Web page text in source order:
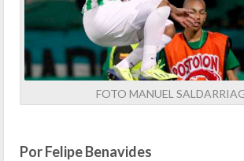
FOTO MANUEL
Por Felipe Benavides